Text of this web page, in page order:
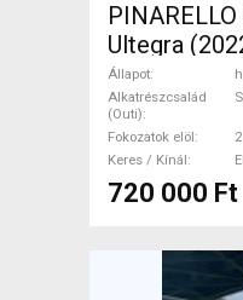
Ultegra
Shimano
használt
Állapot
Alkatrészcsalád
(Outi)
Fokozatok elöl
2
Keres / Kínál
720 000 Ft